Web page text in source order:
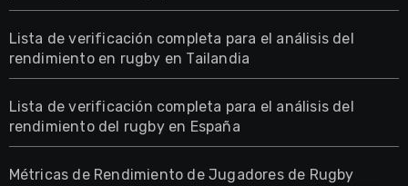
Lista de verificación completa para el análisis del
rendimiento en rugby en Tailandia
Lista de verificación completa para el análisis del
rendimiento del rugby en España
Métricas de Rendimiento de Jugadores de Rugby